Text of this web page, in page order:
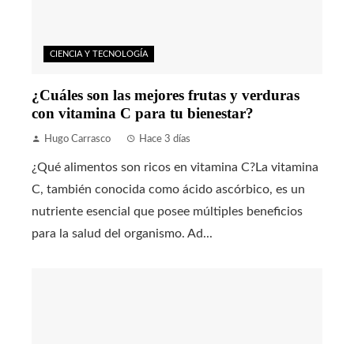
CIENCIA Y TECNOLOGÍA
¿Cuáles son las mejores frutas y verduras
con vitamina C para tu bienestar?
Hugo Carrasco Hace 3 días
¿Qué alimentos son ricos en vitamina C?La vitamina
C, también conocida como ácido ascórbico, es un
nutriente esencial que posee múltiples beneficios
para la salud del organismo. Ad...